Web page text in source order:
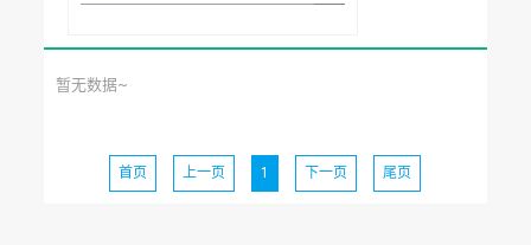
暂无数据~
首页 上一页 1 下一页 尾页